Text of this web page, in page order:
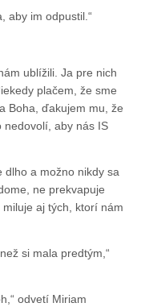
aby im odpustil.“
ublížili. Ja pre nich
plačem, že sme
Boha, ďakujem mu, že
nedovolí, aby nás IS
dlho a možno nikdy sa
ne prekvapuje
aj tých, ktorí nám
si mala predtým,“
odvetí Miriam